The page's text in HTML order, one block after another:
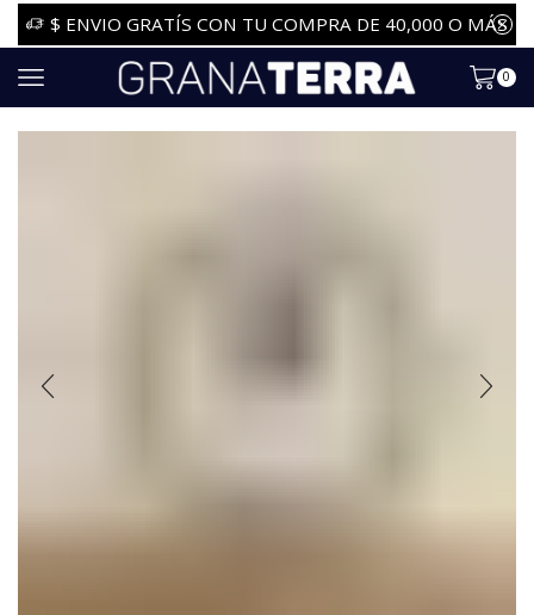
$ ENVIO GRATÍS CON TU COMPRA DE 40,000 O MÁS
0